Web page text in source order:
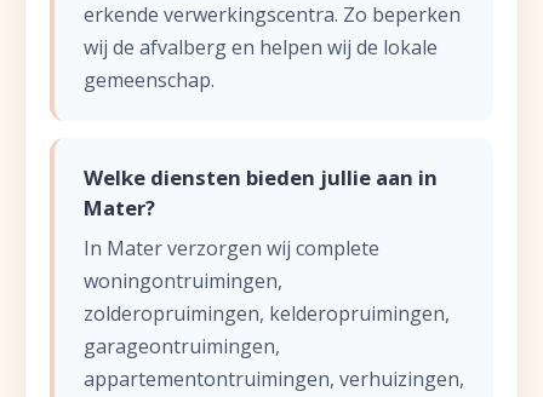
erkende verwerkingscentra. Zo beperken
wij de afvalberg en helpen wij de lokale
gemeenschap.
Welke diensten bieden jullie aan in
Mater?
In Mater verzorgen wij complete
woningontruimingen,
zolderopruimingen, kelderopruimingen,
garageontruimingen,
appartementontruimingen, verhuizingen,